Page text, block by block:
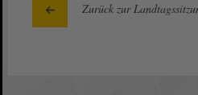
Zurück zur